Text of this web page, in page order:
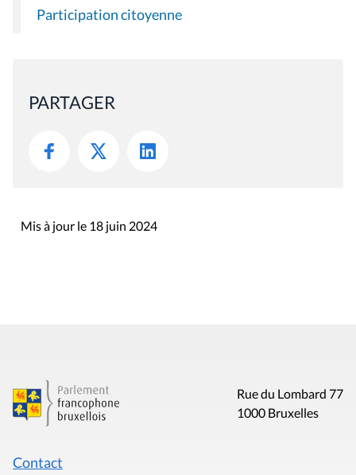
Participation citoyenne
PARTAGER
Mis à jour le 18 juin 2024
Rue du Lombard 77
1000 Bruxelles
Contact